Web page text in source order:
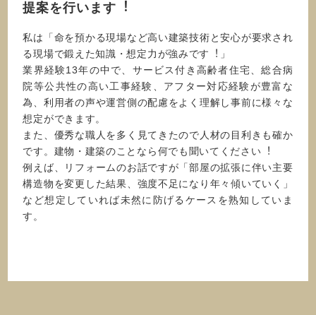
提案を⾏います︕
私は「命を預かる現場など⾼い建築技術と安⼼が要求され
る現場で鍛えた知識・想定⼒が強みです︕」
業界経験13年の中で、サービス付き⾼齢者住宅、総合病
院等公共性の⾼い⼯事経験、アフター対応経験が豊富な
為、利⽤者の声や運営側の配慮をよく理解し事前に様々な
想定ができます。
また、優秀な職⼈を多く⾒てきたので⼈材の⽬利きも確か
です。建物・建築のことなら何でも聞いてください︕
例えば、リフォームのお話ですが「部屋の拡張に伴い主要
構造物を変更した結果、強度不⾜になり年々傾いていく」
など想定していれば未然に防げるケースを熟知していま
す。